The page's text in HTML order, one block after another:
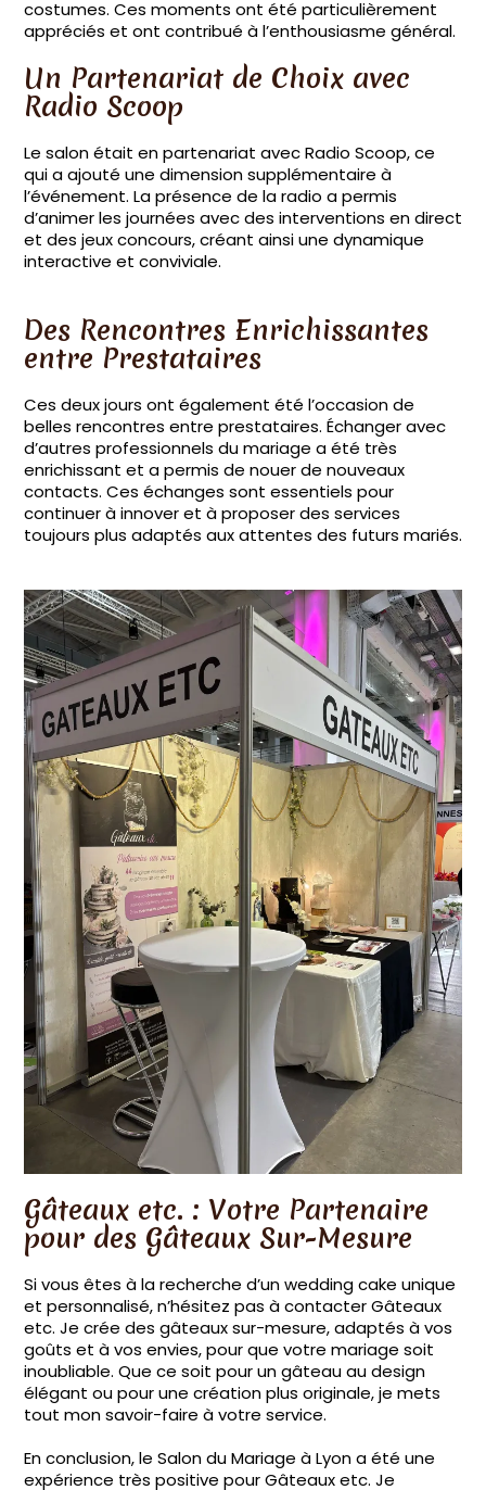
costumes. Ces moments ont été particulièrement
appréciés et ont contribué à l’enthousiasme général.
Un Partenariat de Choix avec
Radio Scoop
Le salon était en partenariat avec Radio Scoop, ce
qui a ajouté une dimension supplémentaire à
l’événement. La présence de la radio a permis
d’animer les journées avec des interventions en direct
et des jeux concours, créant ainsi une dynamique
interactive et conviviale.
Des Rencontres Enrichissantes
entre Prestataires
Ces deux jours ont également été l’occasion de
belles rencontres entre prestataires. Échanger avec
d’autres professionnels du mariage a été très
enrichissant et a permis de nouer de nouveaux
contacts. Ces échanges sont essentiels pour
continuer à innover et à proposer des services
toujours plus adaptés aux attentes des futurs mariés.
Gâteaux etc. : Votre Partenaire
pour des Gâteaux Sur-Mesure
Si vous êtes à la recherche d’un wedding cake unique
et personnalisé, n’hésitez pas à contacter Gâteaux
etc. Je crée des gâteaux sur-mesure, adaptés à vos
goûts et à vos envies, pour que votre mariage soit
inoubliable. Que ce soit pour un gâteau au design
élégant ou pour une création plus originale, je mets
tout mon savoir-faire à votre service.
En conclusion, le Salon du Mariage à Lyon a été une
expérience très positive pour Gâteaux etc. Je